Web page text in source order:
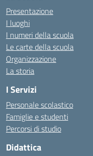
Presentazione
I luoghi
I numeri della scuola
Le carte della scuola
Organizzazione
La storia
I Servizi
Personale scolastico
Famiglie e studenti
Percorsi di studio
Didattica